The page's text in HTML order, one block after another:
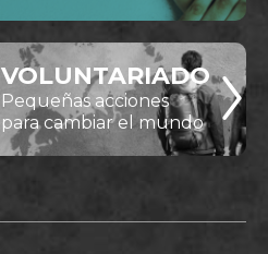
VOLUNTARIADO
Pequeñas acciones
para cambiar el mundo